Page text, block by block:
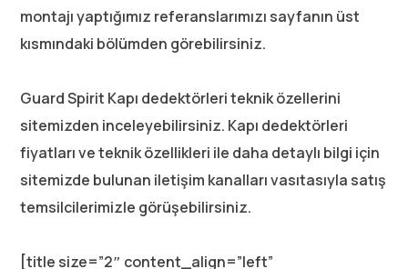
montajı yaptığımız referanslarımızı sayfanın üst
kısmındaki bölümden görebilirsiniz.
Guard Spirit Kapı dedektörleri teknik özellerini
sitemizden inceleyebilirsiniz. Kapı dedektörleri
fiyatları ve teknik özellikleri ile daha detaylı bilgi için
sitemizde bulunan iletişim kanalları vasıtasıyla satış
temsilcilerimizle görüşebilirsiniz.
[title size=”2″ content_align=”left”